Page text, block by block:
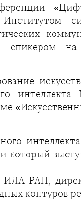
на
который
ИЛА РАН,
контуров